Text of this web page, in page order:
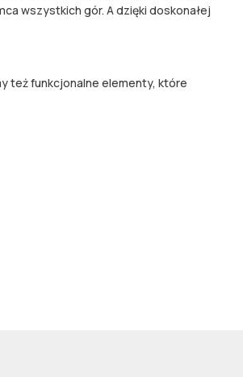
wszystkich gór. A dzięki doskonałej
też funkcjonalne elementy, które